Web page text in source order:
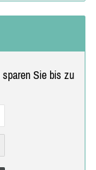
sparen Sie bis zu